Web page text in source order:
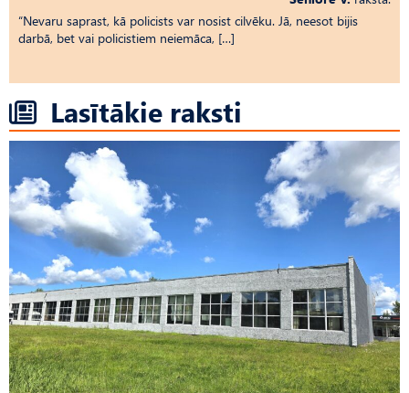
“Nevaru saprast, kā policists var nosist cilvēku. Jā, neesot bijis
darbā, bet vai policistiem neiemāca, […]
Lasītākie raksti